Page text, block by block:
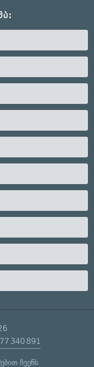
340 891
ჩვენს